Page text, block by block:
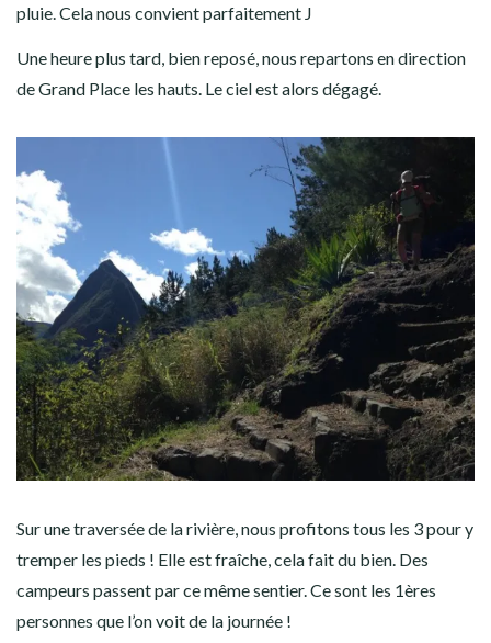
pluie. Cela nous convient parfaitement J
Une heure plus tard, bien reposé, nous repartons en direction
de Grand Place les hauts. Le ciel est alors dégagé.
Sur une traversée de la rivière, nous profitons tous les 3 pour y
tremper les pieds ! Elle est fraîche, cela fait du bien. Des
campeurs passent par ce même sentier. Ce sont les 1ères
personnes que l’on voit de la journée !